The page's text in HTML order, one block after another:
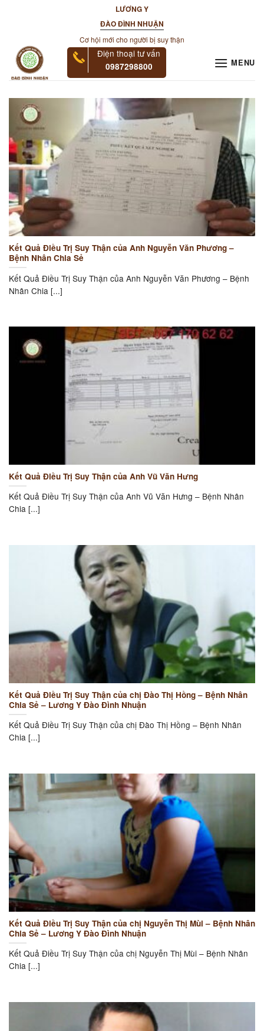
LƯƠNG Y
ĐÀO ĐÌNH NHUẬN
Cơ hội mới cho người bị suy thận
Điện thoại tư vấn
0987298800 MENU
Kết Quả Điều Trị Suy Thận của Anh Nguyễn Văn Phương –
Bệnh Nhân Chia Sẻ
Kết Quả Điều Trị Suy Thận của Anh Nguyễn Văn Phương – Bệnh
Nhân Chia [...]
Kết Quả Điều Trị Suy Thận của Anh Vũ Văn Hưng
Kết Quả Điều Trị Suy Thận của Anh Vũ Văn Hưng – Bệnh Nhân
Chia [...]
Kết Quả Điều Trị Suy Thận của chị Đào Thị Hồng – Bệnh Nhân
Chia Sẻ – Lương Y Đào Đình Nhuận
Kết Quả Điều Trị Suy Thận của chị Đào Thị Hồng – Bệnh Nhân
Chia [...]
Kết Quả Điều Trị Suy Thận của chị Nguyễn Thị Mùi – Bệnh Nhân
Chia Sẻ – Lương Y Đào Đình Nhuận
Kết Quả Điều Trị Suy Thận của chị Nguyễn Thị Mùi – Bệnh Nhân
Chia [...]